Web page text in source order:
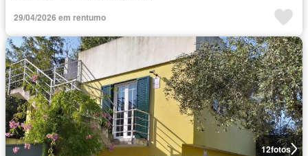
29/04/2026 em rentumo
12fotos